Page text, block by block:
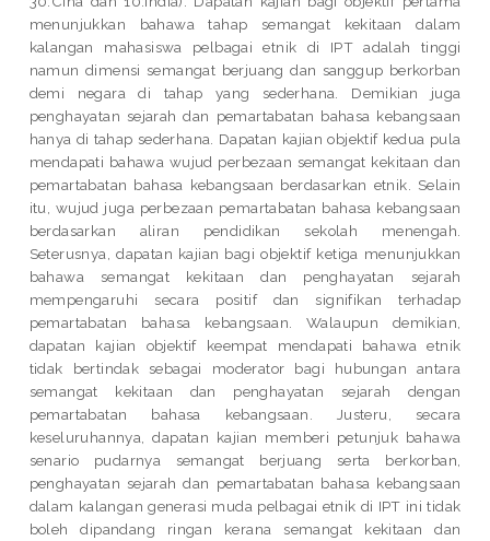
menunjukkan bahawa tahap semangat kekitaan dalam
kalangan mahasiswa pelbagai etnik di IPT adalah tinggi
namun dimensi semangat berjuang dan sanggup berkorban
demi negara di tahap yang sederhana. Demikian juga
penghayatan sejarah dan pemartabatan bahasa kebangsaan
hanya di tahap sederhana. Dapatan kajian objektif kedua pula
mendapati bahawa wujud perbezaan semangat kekitaan dan
pemartabatan bahasa kebangsaan berdasarkan etnik. Selain
itu, wujud juga perbezaan pemartabatan bahasa kebangsaan
berdasarkan aliran pendidikan sekolah menengah.
Seterusnya, dapatan kajian bagi objektif ketiga menunjukkan
bahawa semangat kekitaan dan penghayatan sejarah
mempengaruhi secara positif dan signifikan terhadap
pemartabatan bahasa kebangsaan. Walaupun demikian,
dapatan kajian objektif keempat mendapati bahawa etnik
tidak bertindak sebagai moderator bagi hubungan antara
semangat kekitaan dan penghayatan sejarah dengan
pemartabatan bahasa kebangsaan. Justeru, secara
keseluruhannya, dapatan kajian memberi petunjuk bahawa
senario pudarnya semangat berjuang serta berkorban,
penghayatan sejarah dan pemartabatan bahasa kebangsaan
dalam kalangan generasi muda pelbagai etnik di IPT ini tidak
boleh dipandang ringan kerana semangat kekitaan dan